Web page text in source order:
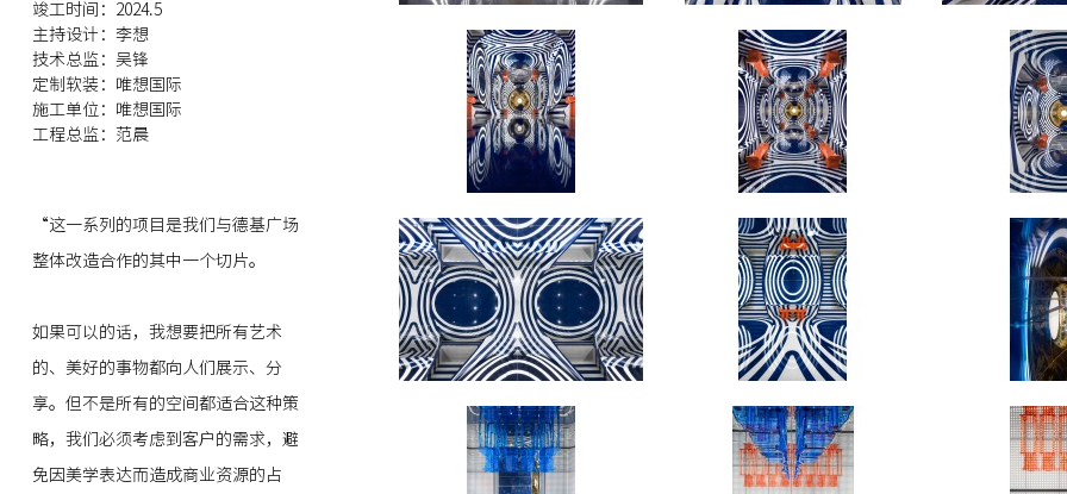
竣工时间：2024.5
主持设计：李想
技术总监：吴锋
定制软装：唯想国际
施工单位：唯想国际
工程总监：范晨
“这一系列的项目是我们与德基广场
整体改造合作的其中一个切片。
如果可以的话，我想要把所有艺术
的、美好的事物都向人们展示、分
享。但不是所有的空间都适合这种策
略，我们必须考虑到客户的需求，避
免因美学表达而造成商业资源的占